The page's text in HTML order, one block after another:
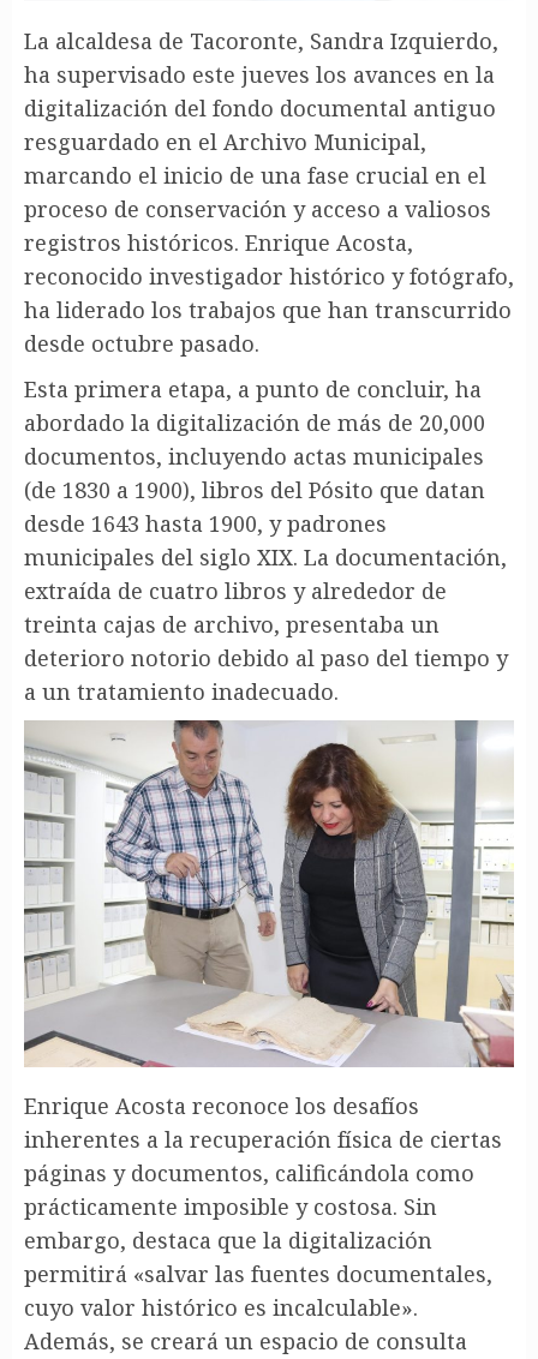
La alcaldesa de Tacoronte, Sandra Izquierdo,
ha supervisado este jueves los avances en la
digitalización del fondo documental antiguo
resguardado en el Archivo Municipal,
marcando el inicio de una fase crucial en el
proceso de conservación y acceso a valiosos
registros históricos. Enrique Acosta,
reconocido investigador histórico y fotógrafo,
ha liderado los trabajos que han transcurrido
desde octubre pasado.
Esta primera etapa, a punto de concluir, ha
abordado la digitalización de más de 20,000
documentos, incluyendo actas municipales
(de 1830 a 1900), libros del Pósito que datan
desde 1643 hasta 1900, y padrones
municipales del siglo XIX. La documentación,
extraída de cuatro libros y alrededor de
treinta cajas de archivo, presentaba un
deterioro notorio debido al paso del tiempo y
a un tratamiento inadecuado.
Enrique Acosta reconoce los desafíos
inherentes a la recuperación física de ciertas
páginas y documentos, calificándola como
prácticamente imposible y costosa. Sin
embargo, destaca que la digitalización
permitirá «salvar las fuentes documentales,
cuyo valor histórico es incalculable».
Además, se creará un espacio de consulta